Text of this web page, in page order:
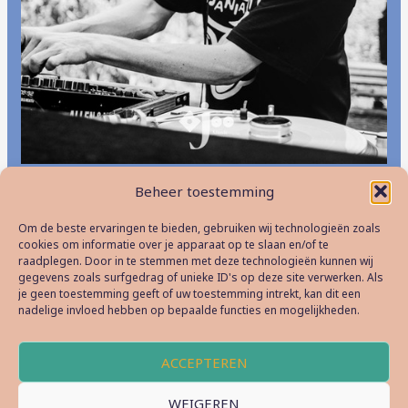
Beheer toestemming
Om de beste ervaringen te bieden, gebruiken wij technologieën zoals
cookies om informatie over je apparaat op te slaan en/of te
raadplegen. Door in te stemmen met deze technologieën kunnen wij
gegevens zoals surfgedrag of unieke ID's op deze site verwerken. Als
je geen toestemming geeft of uw toestemming intrekt, kan dit een
nadelige invloed hebben op bepaalde functies en mogelijkheden.
ACCEPTEREN
WEIGEREN
←Vorige Bericht Volgende Bericht
Drongen Muziek VZW ⬥ info@afritdrongen.be